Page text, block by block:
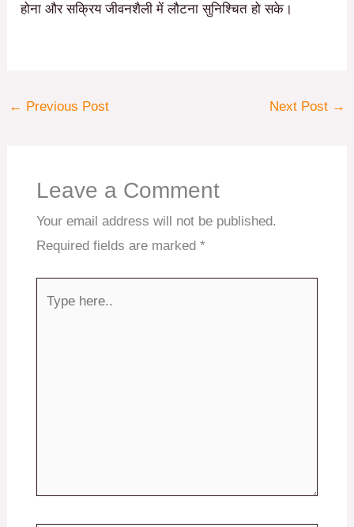
होना और सक्रिय जीवनशैली में लौटना सुनिश्चित हो सके।
← Previous Post Next Post →
Leave a Comment
Your email address will not be published.
Required fields are marked *